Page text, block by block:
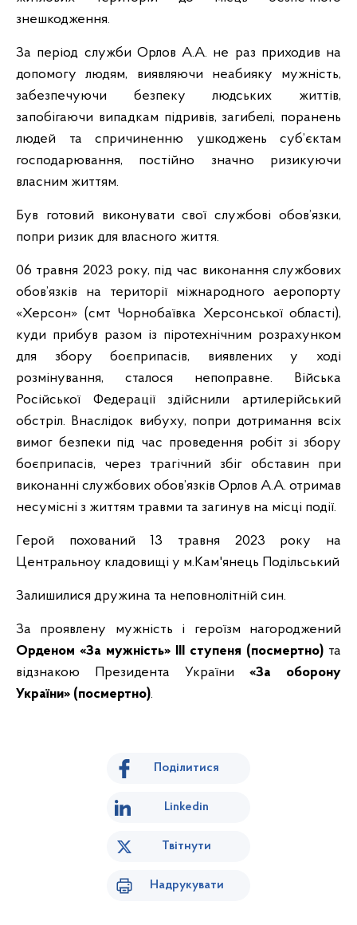
знешкодження.
За період служби Орлов А.А. не раз приходив на
допомогу людям, виявляючи неабияку мужність,
забезпечуючи безпеку людських життів,
запобігаючи випадкам підривів, загибелі, поранень
людей та спричиненню ушкоджень суб’єктам
господарювання, постійно значно ризикуючи
власним життям.
Був готовий виконувати свої службові обов’язки,
попри ризик для власного життя.
06 травня 2023 року, під час виконання службових
обов’язків на території міжнародного аеропорту
«Херсон» (смт Чорнобаївка Херсонської області),
куди прибув разом із піротехнічним розрахунком
для збору боєприпасів, виявлених у ході
розмінування, сталося непоправне. Війська
Російської Федерації здійснили артилерійський
обстріл. Внаслідок вибуху, попри дотримання всіх
вимог безпеки під час проведення робіт зі збору
боєприпасів, через трагічний збіг обставин при
виконанні службових обов’язків Орлов А.А. отримав
несумісні з життям травми та загинув на місці події.
Герой похований 13 травня 2023 року на
Центральноу кладовищі у м.Кам'янець Подільський
Залишилися дружина та неповнолітній син.
За проявлену мужність і героїзм нагороджений
Орденом «За мужність» ІІІ ступеня (посмертно) та
відзнакою Президента України «За оборону
України» (посмертно).
Поділитися
Linkedin
Твітнути
Надрукувати